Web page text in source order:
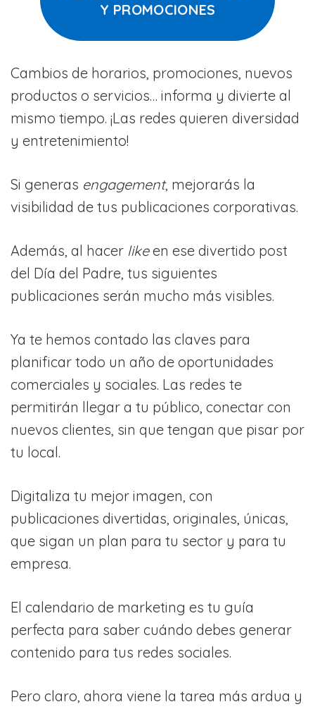
Y PROMOCIONES
Cambios de horarios, promociones, nuevos
productos o servicios… informa y divierte al
mismo tiempo. ¡Las redes quieren diversidad
y entretenimiento!
Si generas engagement, mejorarás la
visibilidad de tus publicaciones corporativas.
Además, al hacer likeen ese divertido post
del Día del Padre, tus siguientes
publicaciones serán mucho más visibles.
Ya te hemos contado las claves para
planificar todo un año de oportunidades
comerciales y sociales. Las redes te
permitirán llegar a tu público, conectar con
nuevos clientes, sin que tengan que pisar por
tu local.
Digitaliza tu mejor imagen, con
publicaciones divertidas, originales, únicas,
que sigan un plan para tu sector y para tu
empresa.
El calendario de marketing es tu guía
perfecta para saber cuándo debes generar
contenido para tus redes sociales.
Pero claro, ahora viene la tarea más ardua y